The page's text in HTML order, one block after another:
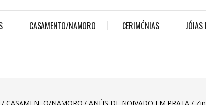
CASAMENTO/NAMORO CERIMÓNIAS JÓIAS
CASAMENTO/NAMORO ANÉIS DE NOIVADO EM PRATA